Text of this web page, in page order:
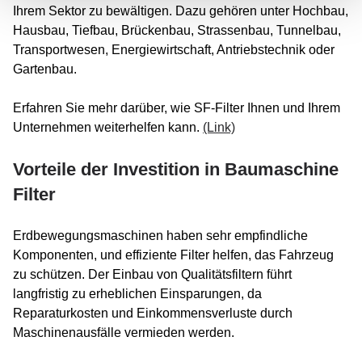
Ihrem Sektor zu bewältigen. Dazu gehören unter Hochbau,
Hausbau, Tiefbau, Brückenbau, Strassenbau, Tunnelbau,
Transportwesen, Energiewirtschaft, Antriebstechnik oder
Gartenbau.
Erfahren Sie mehr darüber, wie SF-Filter Ihnen und Ihrem
Unternehmen weiterhelfen kann. (Link)
Vorteile der Investition in Baumaschine
Filter
Erdbewegungsmaschinen haben sehr empfindliche
Komponenten, und effiziente Filter helfen, das Fahrzeug
zu schützen. Der Einbau von Qualitätsfiltern führt
langfristig zu erheblichen Einsparungen, da
Reparaturkosten und Einkommensverluste durch
Maschinenausfälle vermieden werden.